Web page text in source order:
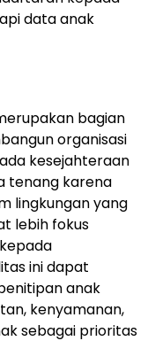
data anak
bagian
organisasi
kesejahteraan
tenang karena
lingkungan yang
lebih fokus
ini dapat
anak
kenyamanan,
sebagai prioritas